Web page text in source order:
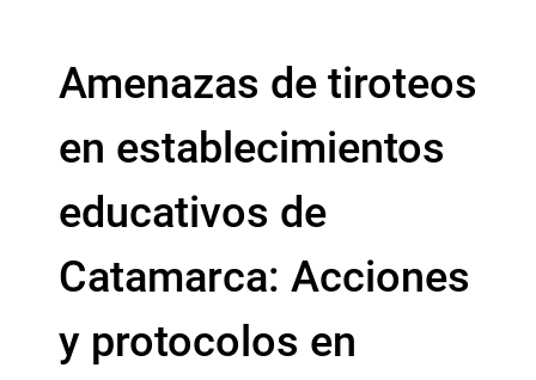
Amenazas de tiroteos
en establecimientos
educativos de
Catamarca: Acciones
y protocolos en